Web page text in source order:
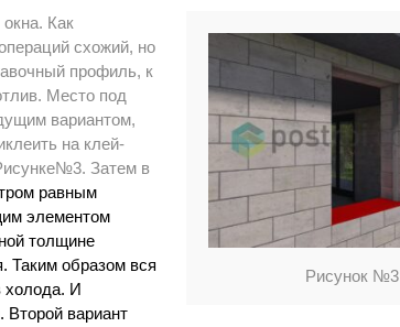
Рисунок №3
Как
схожий, но
профиль, к
Место под
вариантом,
на клей-
Затем в
равным
элементом
толщине
Таким образом вся
холода. И
Второй вариант